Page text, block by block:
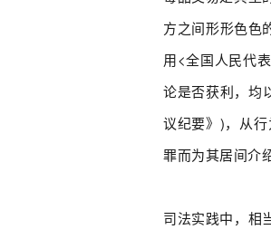
方之间形形色色
用<全国人民代
论是否获利，均
议纪要》)，从
罪而为其居间介
司法实践中，相